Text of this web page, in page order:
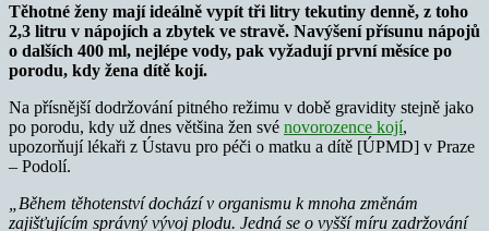
Těhotné ženy mají ideálně vypít tři litry tekutiny denně, z toho
2,3 litru v nápojích a zbytek ve stravě. Navýšení přísunu nápojů
o dalších 400 ml, nejlépe vody, pak vyžadují první měsíce po
porodu, kdy žena dítě kojí.
Na přísnější dodržování pitného režimu v době gravidity stejně jako
po porodu, kdy už dnes většina žen své novorozence kojí,
upozorňují lékaři z Ústavu pro péči o matku a dítě [ÚPMD] v Praze
– Podolí.
„Během těhotenství dochází v organismu k mnoha změnám
zajišťujícím správný vývoj plodu. Jedná se o vyšší míru zadržování